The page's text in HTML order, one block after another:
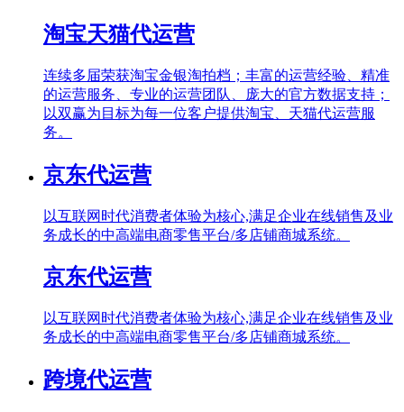
淘宝天猫代运营
连续多届荣获淘宝金银淘拍档；丰富的运营经验、精准
的运营服务、专业的运营团队、庞大的官方数据支持；
以双赢为目标为每一位客户提供淘宝、天猫代运营服
务。
京东代运营
以互联网时代消费者体验为核心,满足企业在线销售及业
务成长的中高端电商零售平台/多店铺商城系统。
京东代运营
以互联网时代消费者体验为核心,满足企业在线销售及业
务成长的中高端电商零售平台/多店铺商城系统。
跨境代运营